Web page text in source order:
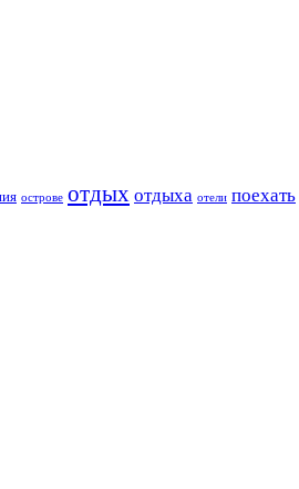
острове отдых отдыха отели поехать